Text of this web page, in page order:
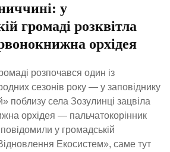
у
громаді розквітла
орхідея
розпочався один із
сезонів року — у заповіднику
поблизу села Зозулинці зацвіла
орхідея — пальчатокорінник
у громадській
Екосистем», саме тут